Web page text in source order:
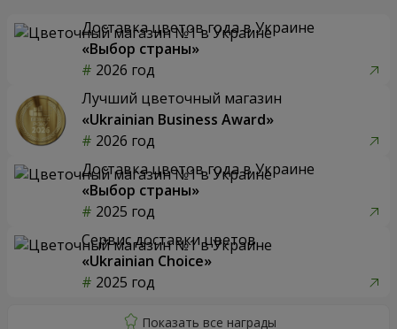
Доставка цветов года в Украине
«Выбор страны»
2026 год
Лучший цветочный магазин
«Ukrainian Business Award»
2026 год
Доставка цветов года в Украине
«Выбор страны»
2025 год
Сервис доставки цветов
«Ukrainian Choice»
2025 год